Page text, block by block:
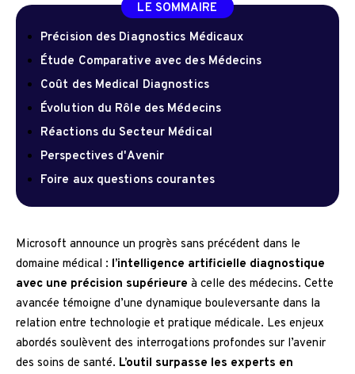
LE SOMMAIRE
Précision des Diagnostics Médicaux
Étude Comparative avec des Médecins
Coût des Medical Diagnostics
Évolution du Rôle des Médecins
Réactions du Secteur Médical
Perspectives d'Avenir
Foire aux questions courantes
Microsoft announce un progrès sans précédent dans le
domaine médical : l’intelligence artificielle diagnostique
avec une précision supérieure à celle des médecins. Cette
avancée témoigne d’une dynamique bouleversante dans la
relation entre technologie et pratique médicale. Les enjeux
abordés soulèvent des interrogations profondes sur l’avenir
des soins de santé. L’outil surpasse les experts en